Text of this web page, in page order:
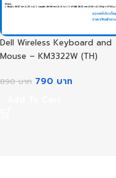
Dell Wireless Keyboard and
Mouse – KM3322W (TH)
890บาท 790 บาท